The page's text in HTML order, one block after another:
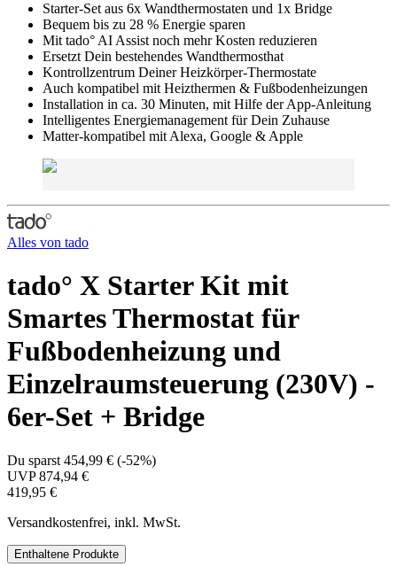
Starter-Set aus 6x Wandthermostaten und 1x Bridge
Bequem bis zu 28 % Energie sparen
Mit tado° AI Assist noch mehr Kosten reduzieren
Ersetzt Dein bestehendes Wandthermosthat
Kontrollzentrum Deiner Heizkörper-Thermostate
Auch kompatibel mit Heizthermen & Fußbodenheizungen
Installation in ca. 30 Minuten, mit Hilfe der App-Anleitung
Intelligentes Energiemanagement für Dein Zuhause
Matter-kompatibel mit Alexa, Google & Apple
Alles von tado
tado° X Starter Kit mit
Smartes Thermostat für
Fußbodenheizung und
Einzelraumsteuerung (230V) -
6er-Set + Bridge
Du sparst 454,99 € (-52%)
UVP874,94 €
419,95 €
Versandkostenfrei, inkl. MwSt.
Enthaltene Produkte